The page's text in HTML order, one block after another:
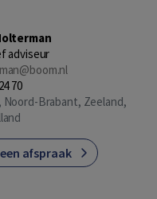
adviseur
70
Noord-Brabant, Zeeland,
afspraak